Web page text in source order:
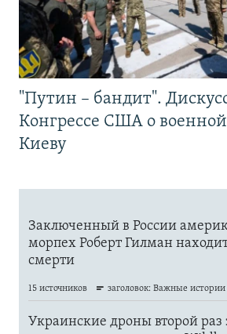
"Путин – бандит".
Конгрессе США о
Киеву